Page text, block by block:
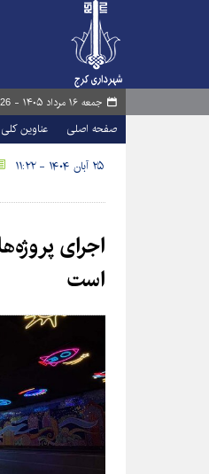
جمعه ۱۶ مرداد ۱۴۰۵ -
صفحه اصلی عناوین کلی
۲۵ آبان ۱۴۰۴ - ۱۱:۲۲
اجرای
است